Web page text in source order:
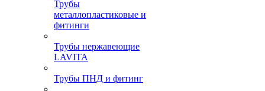
Трубы
металлопластиковые и
фитинги
Трубы нержавеющие
LAVITA
Трубы ПНД и фитинг